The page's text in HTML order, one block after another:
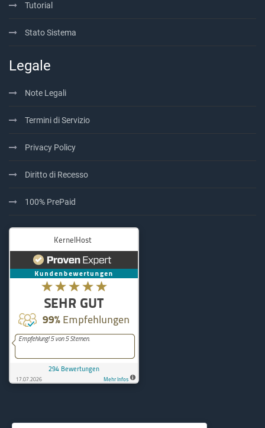
Tutorial
Stato Sistema
Legale
Note Legali
Termini di Servizio
Privacy Policy
Diritto di Recesso
100% PrePaid